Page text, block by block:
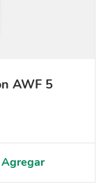
AWF 5
Agregar